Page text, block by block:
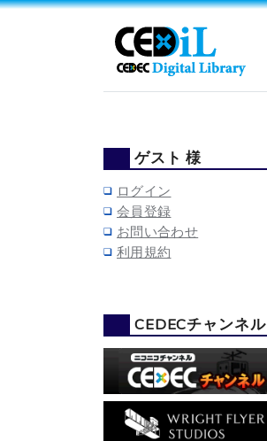
ゲスト 様
ログイン
会員登録
お問い合わせ
利用規約
CEDECチャンネル